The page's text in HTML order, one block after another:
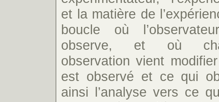
et la matière de
boucle où
observe, et où
observation vient
est observé et ce qui
ainsi l’analyse vers ce